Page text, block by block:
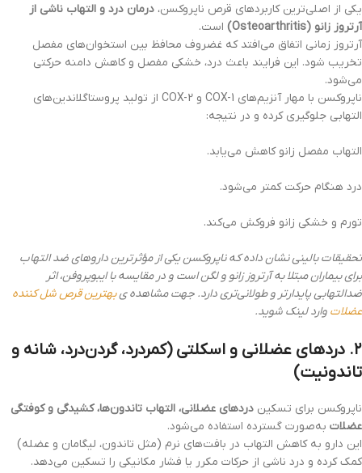
یکی از اصلی‌ترین کاربردهای قرص ناپروکسن، درمان درد و التهاب ناشی از
آرتروز زانو (Osteoarthritis)
است.
آرتروز زمانی اتفاق می‌افتد که غضروف محافظ بین استخوان‌های مفصل
تخریب شود. این فرایند باعث درد، خشکی مفصل و کاهش دامنه حرکتی
می‌شود.
ناپروکسن با مهار آنزیم‌های COX-1 و COX-2 از تولید پروستاگلاندین‌های
التهابی جلوگیری کرده و در نتیجه:
التهاب مفصل زانو کاهش می‌یابد.
درد هنگام حرکت کمتر می‌شود.
تورم و خشکی زانو فروکش می‌کند.
تحقیقات بالینی نشان داده که ناپروکسن یکی از مؤثرترین داروهای ضد التهاب
برای بیماران مبتلا به آرتروز زانو و لگن است و در مقایسه با ایبوپروفن، اثر
ضدالتهابی پایدارتر و طولانی‌تری دارد. جهت مشاهده یبهترین قرص شل کننده
عضلات وارد لینک شوید.
۲. دردهای عضلانی و اسکلتی (کمردرد، گردن‌درد، شانه و
تاندونیت)
ناپروکسن برای تسکین دردهای عضلانی، التهاب تاندون‌ها، کشیدگی و کوفتگی
عضلات به‌صورت گسترده استفاده می‌شود.
این دارو به کاهش التهاب در بافت‌های نرم (مثل تاندون، لیگامان و عضله)
کمک کرده و درد ناشی از حرکات مکرر یا فشار مکانیکی را تسکین می‌دهد.